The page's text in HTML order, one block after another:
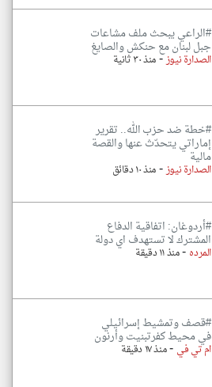
#الراعي يبحث ملف مشاعات
جبل لبنان مع حنكش والصايغ
الصدارة نيوز-منذ ٣٠ ثانية
#خطة ضد حزب الله.. تقرير
إماراتي يتحدّث عنها والقصة
مالية
الصدارة نيوز-منذ ١٠ دقائق
#أردوغان: اتفاقية الدفاع
المشترك لا تستهدف اي دولة
المرده-منذ ١١ دقيقة
#قصف وتمشيط إسرائيلي
في محيط كفرتبنيت وأرنون
ام تي في -منذ ١٧ دقيقة